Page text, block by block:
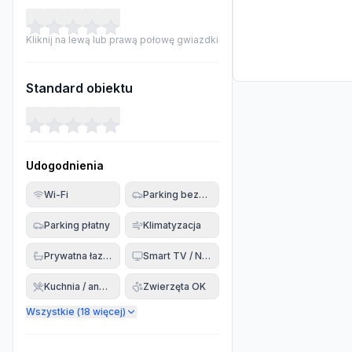
Kliknij na lewą lub prawą połowę gwiazdki
Standard obiektu
Udogodnienia
Wi-Fi Parking bezpłatny
Parking płatny Klimatyzacja
Prywatna łazienka Smart TV / Netflix
Kuchnia / aneks Zwierzęta OK
Wszystkie (18 więcej)